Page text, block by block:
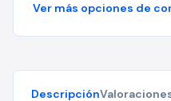
Ver más opciones de
Descripción